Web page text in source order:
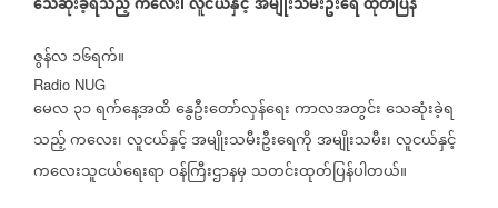
ဇွန်လ ၁၆ရက်။
Radio NUG
မေလ ၃၁ရက်နေ့အထိနွေဦးတော်လှန်ရေးကာလအတွင်းသေဆုံးခဲ့ရ
သည့်ကလေး၊လူငယ်နှင့်အမျိုးသမီးဦးရေကိုအမျိုးသမီး၊လူငယ်နှင့်
ကလေးသူငယ်ရေးရာဝန်ကြီးဌာနမှ သတင်းထုတ်ပြန်ပါတယ်။